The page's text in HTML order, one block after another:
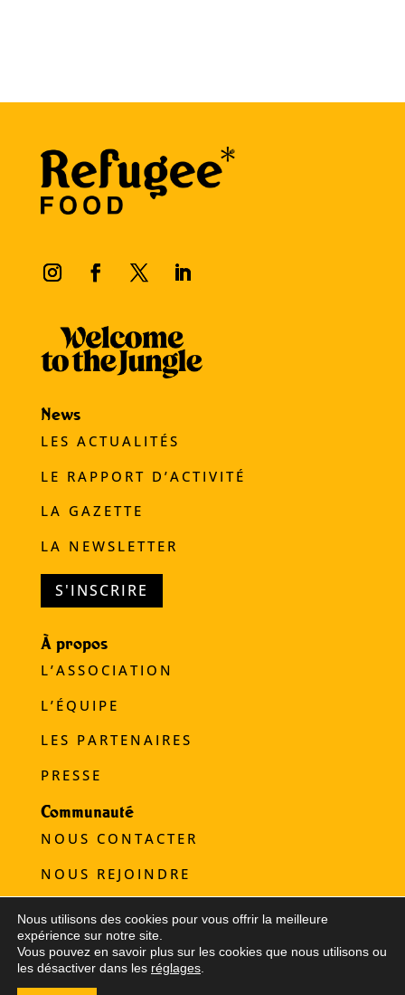
News
LES ACTUALITÉS
LE RAPPORT D’ACTIVITÉ
LA GAZETTE
LA NEWSLETTER
S'INSCRIRE
À propos
L’ASSOCIATION
L’ÉQUIPE
LES PARTENAIRES
PRESSE
Communauté
NOUS CONTACTER
NOUS REJOINDRE
Refugee Food © 2025
Mentions légales|Crédits
Nous utilisons des cookies pour vous offrir la meilleure
expérience sur notre site.
Vous pouvez en savoir plus sur les cookies que nous utilisons ou
les désactiver dans les réglages